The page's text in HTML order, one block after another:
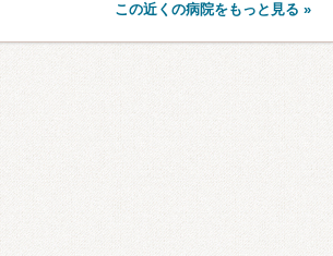
この近くの病院をもっと見る »